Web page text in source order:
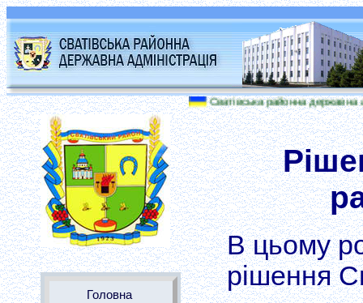
Сватівська районна державна
Головна
В цьому
рішення